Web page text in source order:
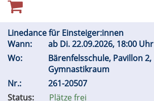
Linedance für Einsteiger:innen
Wann:
ab Di.22.09.2026, 18:00 Uhr
Wo:
Bärenfelsschule, Pavillon 2,
Gymnastikraum
Nr.:
261-20507
Status:
Plätze frei